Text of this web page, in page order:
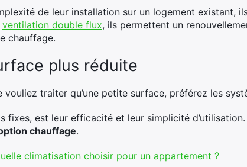
de leur installation sur un logement existant,
ventilation double flux, ils permettent un
chauffage.
plus réduite
vouliez traiter qu’une petite surface, préférez les
fixes, est leur efficacité et leur simplicité
chauffage.
climatisation choisir pour un appartement ?